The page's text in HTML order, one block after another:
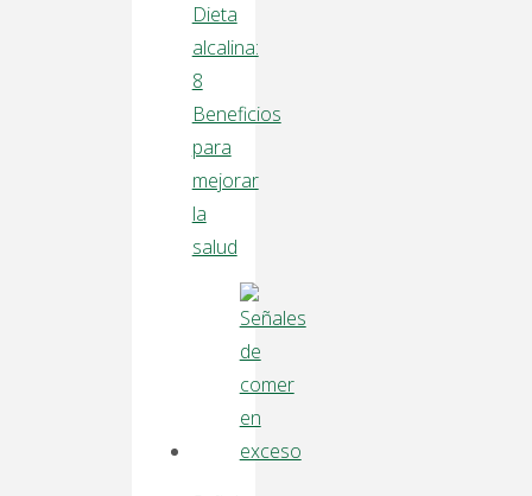
Dieta
alcalina:
8
Beneficios
para
mejorar
la
salud